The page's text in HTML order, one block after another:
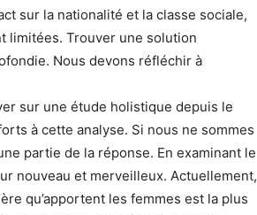
sur la nationalité et la classe sociale,
limitées. Trouver une solution
Nous devons réfléchir à
sur une étude holistique depuis le
à cette analyse. Si nous ne sommes
partie de la réponse. En examinant le
nouveau et merveilleux. Actuellement,
qu’apportent les femmes est la plus